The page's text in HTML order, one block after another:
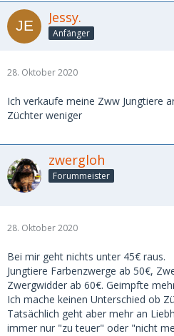
Jessy.
Anfänger
28. Oktober 2020
Ich verkaufe meine Zww Jungtiere
Züchter weniger
zwergloh
Forummeister
28. Oktober 2020
Bei mir geht nichts unter 45€ raus.
Jungtiere Farbenzwerge ab 50€,
Zwergwidder ab 60€. Geimpfte
Ich mache keinen Unterschied ob
Tatsächlich geht aber mehr an
immer nur "zu teuer" oder "nicht